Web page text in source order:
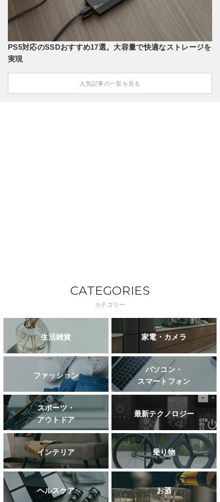
PS5対応のSSDおすすめ17選。大容量で快適なストレージを
実現
人気記事の一覧を見る
CATEGORIES
カテゴリー
生活雑貨 家電・カメラ
ファッション
パソコン・
スマートフォン
スポーツ・
アウトドア
最新テクノロジー
インテリア 乗り物
ヘルスケア お酒